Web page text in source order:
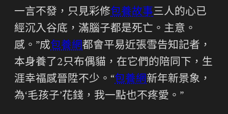
一言不發，只見彩修包養故事三人的心已
經沉入谷底，滿腦子都是死亡。主意。
感。”成包養網都會平易近張雪告知記者，
本身養了2只布偶貓，在它們的陪同下，生
涯幸福感晉陞不少。“包養網新年新景象，
為‘毛孩子’花錢，我一點也不疼愛。”